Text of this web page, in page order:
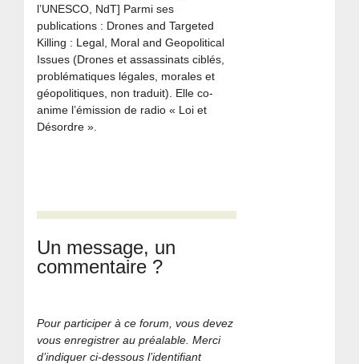
l’UNESCO, NdT] Parmi ses
publications : Drones and Targeted
Killing : Legal, Moral and Geopolitical
Issues (Drones et assassinats ciblés,
problématiques légales, morales et
géopolitiques, non traduit). Elle co-
anime l’émission de radio « Loi et
Désordre ».
Un message, un
commentaire ?
Pour participer à ce forum, vous devez
vous enregistrer au préalable. Merci
d’indiquer ci-dessous l’identifiant